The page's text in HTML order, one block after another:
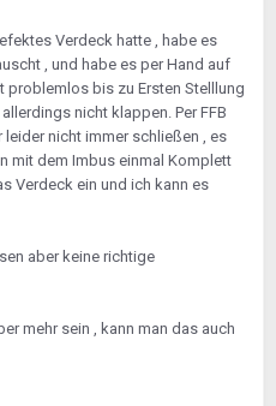
Verdeck hatte , habe es
, und habe es per Hand auf
problemlos bis zu Ersten Stelllung
nicht klappen. Per FFB
nicht immer schließen , es
mit dem Imbus einmal Komplett
Verdeck ein und ich kann es
aber keine richtige
mehr sein , kann man das auch